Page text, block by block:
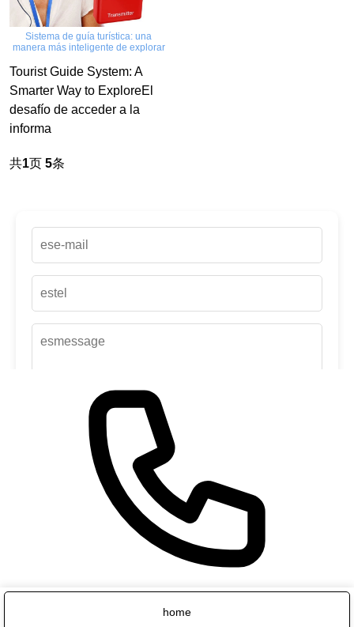
Sistema de guía turística: una
manera más inteligente de explorar
Tourist Guide System: A
Smarter Way to ExploreEl
desafío de acceder a la
informa
共1页 5条
home
×
Contact us